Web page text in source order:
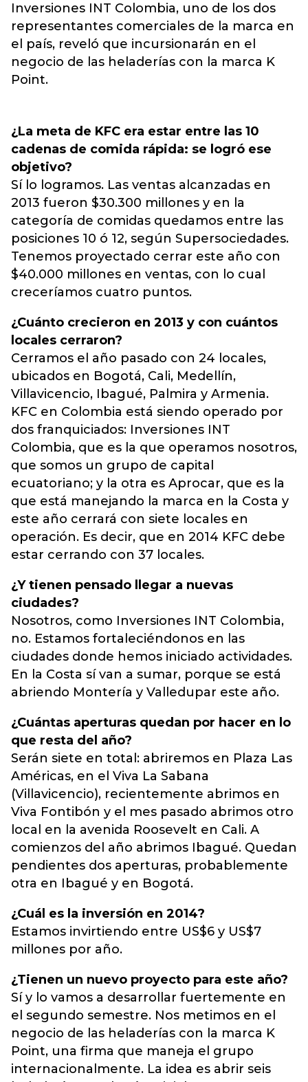
Inversiones INT Colombia, uno de los dos
representantes comerciales de la marca en
el país, reveló que incursionarán en el
negocio de las heladerías con la marca K
Point.
¿La meta de KFC era estar entre las 10
cadenas de comida rápida: se logró ese
objetivo?
Sí lo logramos. Las ventas alcanzadas en
2013 fueron $30.300 millones y en la
categoría de comidas quedamos entre las
posiciones 10 ó 12, según Supersociedades.
Tenemos proyectado cerrar este año con
$40.000 millones en ventas, con lo cual
creceríamos cuatro puntos.
¿Cuánto crecieron en 2013 y con cuántos
locales cerraron?
Cerramos el año pasado con 24 locales,
ubicados en Bogotá, Cali, Medellín,
Villavicencio, Ibagué, Palmira y Armenia.
KFC en Colombia está siendo operado por
dos franquiciados: Inversiones INT
Colombia, que es la que operamos nosotros,
que somos un grupo de capital
ecuatoriano; y la otra es Aprocar, que es la
que está manejando la marca en la Costa y
este año cerrará con siete locales en
operación. Es decir, que en 2014 KFC debe
estar cerrando con 37 locales.
¿Y tienen pensado llegar a nuevas
ciudades?
Nosotros, como Inversiones INT Colombia,
no. Estamos fortaleciéndonos en las
ciudades donde hemos iniciado actividades.
En la Costa sí van a sumar, porque se está
abriendo Montería y Valledupar este año.
¿Cuántas aperturas quedan por hacer en lo
que resta del año?
Serán siete en total: abriremos en Plaza Las
Américas, en el Viva La Sabana
(Villavicencio), recientemente abrimos en
Viva Fontibón y el mes pasado abrimos otro
local en la avenida Roosevelt en Cali. A
comienzos del año abrimos Ibagué. Quedan
pendientes dos aperturas, probablemente
otra en Ibagué y en Bogotá.
¿Cuál es la inversión en 2014?
Estamos invirtiendo entre US$6 y US$7
millones por año.
¿Tienen un nuevo proyecto para este año?
Sí y lo vamos a desarrollar fuertemente en
el segundo semestre. Nos metimos en el
negocio de las heladerías con la marca K
Point, una firma que maneja el grupo
internacionalmente. La idea es abrir seis